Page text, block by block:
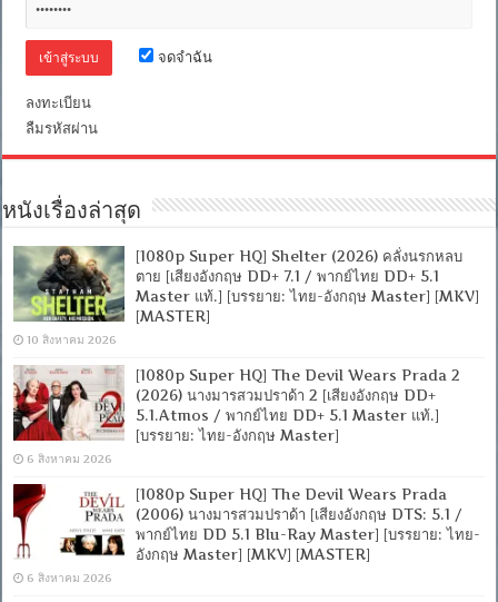
DTS]
[บรรยาย จดจำฉัน
ลงทะเบียน
ลืมรหัสผ่าน
หนังเรื่องล่าสุด
[1080p Super HQ] Shelter (2026) คลั่งนรกหลบ
ตาย [เสียงอังกฤษ DD+ 7.1 / พากย์ไทย DD+ 5.1
Master แท้.] [บรรยาย: ไทย-อังกฤษ Master] [MKV]
[MASTER]
10 สิงหาคม 2026
[1080p Super HQ] The Devil Wears Prada 2
(2026) นางมารสวมปราด้า 2 [เสียงอังกฤษ DD+
5.1.Atmos / พากย์ไทย DD+ 5.1 Master แท้.]
[บรรยาย: ไทย-อังกฤษ Master]
6 สิงหาคม 2026
[1080p Super HQ] The Devil Wears Prada
(2006) นางมารสวมปราด้า [เสียงอังกฤษ DTS: 5.1 /
พากย์ไทย DD 5.1 Blu-Ray Master] [บรรยาย: ไทย-
อังกฤษ Master] [MKV] [MASTER]
6 สิงหาคม 2026